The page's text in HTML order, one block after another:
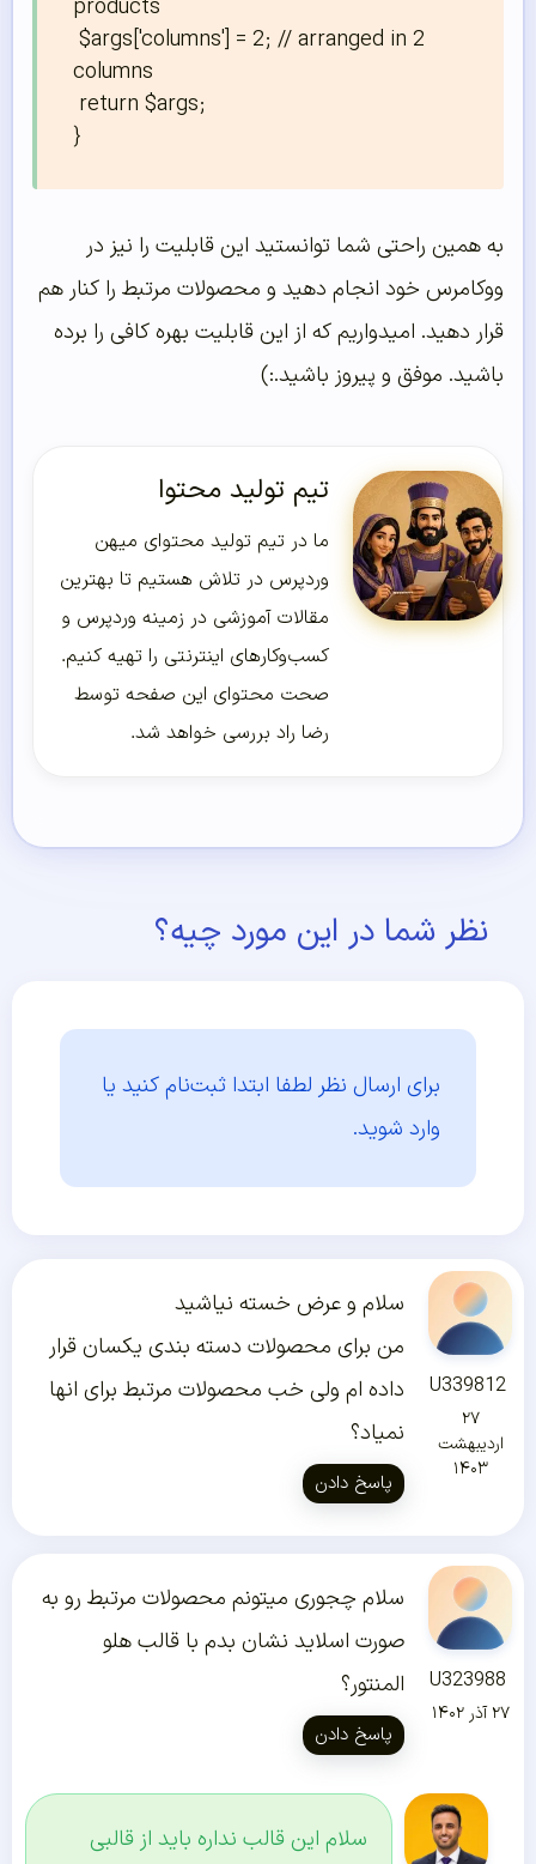
products
columns
}
به همین راحتی شما توانستید این قابلیت را نیز در
ووکامرس خود انجام دهید و محصولات مرتبط را کنار هم
قرار دهید. امیدواریم که از این قابلیت بهره کافی را برده
باشید. موفق و پیروز باشید.:)
تیم تولید محتوا
ما در تیم تولید محتوای میهن
وردپرس در تلاش هستیم تا بهترین
مقالات آموزشی در زمینه وردپرس و
کسب‌و‌کارهای اینترنتی را تهیه کنیم.
صحت محتوای این صفحه توسط
رضا راد بررسی خواهد شد.
نظر شما در این مورد چیه؟
برای ارسال نظر لطفا ابتدا ثبت‌نام کنید یا
وارد شوید.
U339812
۲۷
اردیبهشت
۱۴۰۳
سلام و عرض خسته نیاشید
من برای محصولات دسته بندی یکسان قرار
داده ام ولی خب محصولات مرتبط برای انها
نمیاد؟
پاسخ دادن
U323988
۲۷ آذر ۱۴۰۲
سلام چجوری میتونم محصولات مرتبط رو به
صورت اسلاید نشان بدم با قالب هلو
المنتور؟
پاسخ دادن
سلام این قالب نداره باید از قالبی